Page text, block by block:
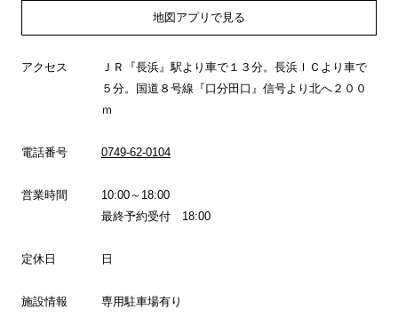
地図アプリで見る
アクセス
ＪＲ『長浜』駅より車で１３分。長浜ＩＣより車で
５分。国道８号線『口分田口』信号より北へ２００
ｍ
電話番号 0749-62-0104
営業時間
10:00～18:00
最終予約受付 18:00
定休日 日
施設情報 専用駐車場有り